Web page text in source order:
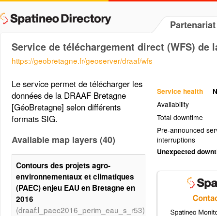
Service de téléchargement direct (WFS) de
https://geobretagne.fr/geoserver/draaf/wfs
Service health
Availability
Total downtime
Pre-announced
interruptions
Unexpected
Le service permet de télécharger les
données de la DRAAF Bretagne
[GéoBretagne] selon différents
formats SIG.
Available map layers (40)
Contours des projets agro-
environnementaux et climatiques
(PAEC) enjeu EAU en Bretagne en
2016
(draaf:l_paec2016_perim_eau_s_r53)